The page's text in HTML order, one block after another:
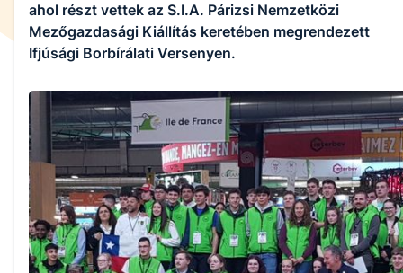
ahol részt vettek az S.I.A. Párizsi Nemzetközi
Mezőgazdasági Kiállítás keretében megrendezett
Ifjúsági Borbírálati Versenyen.